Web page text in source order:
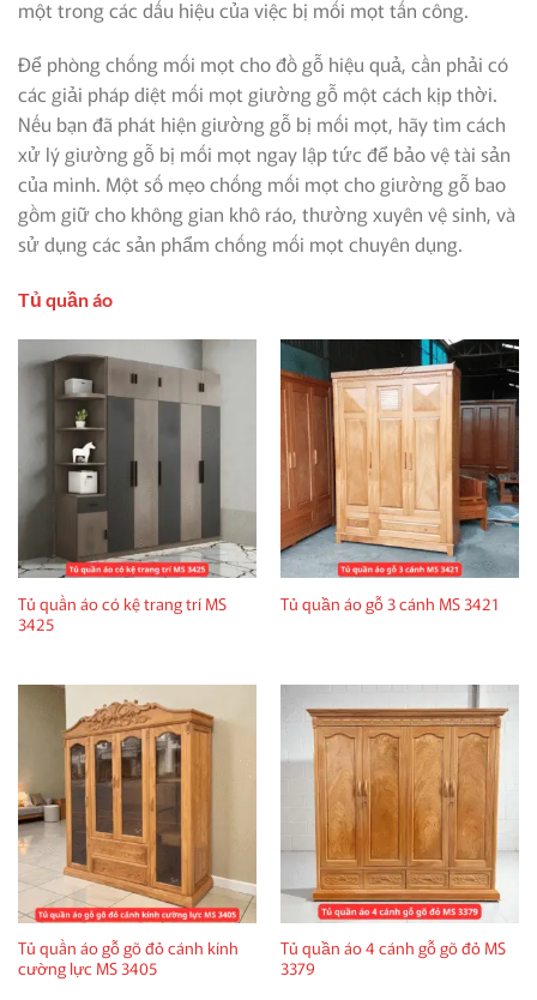
một trong các dấu hiệu của việc bị mối mọt tấn công.
Để phòng chống mối mọt cho đồ gỗ hiệu quả, cần phải có
các giải pháp diệt mối mọt giường gỗ một cách kịp thời.
Nếu bạn đã phát hiện giường gỗ bị mối mọt, hãy tìm cách
xử lý giường gỗ bị mối mọt ngay lập tức để bảo vệ tài sản
của mình. Một số mẹo chống mối mọt cho giường gỗ bao
gồm giữ cho không gian khô ráo, thường xuyên vệ sinh, và
sử dụng các sản phẩm chống mối mọt chuyên dụng.
Tủ quần áo
Tủ quần áo có kệ trang trí MS
3425
Tủ quần áo gỗ 3 cánh MS 3421
Tủ quần áo gỗ gõ đỏ cánh kính
cường lực MS 3405
Tủ quần áo 4 cánh gỗ gõ đỏ MS
3379